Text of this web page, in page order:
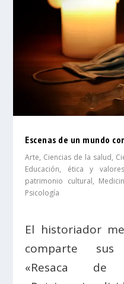
Escenas de un mundo
Arte, Ciencias de la salud,
Educación, ética y valores
patrimonio cultural,
Psicología
El historiador
comparte
«Resaca de